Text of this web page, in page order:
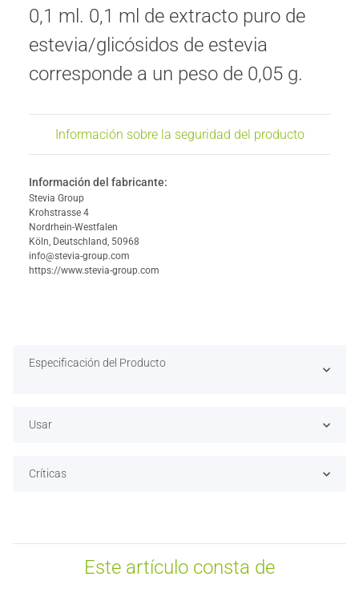
0,1 ml. 0,1 ml de extracto puro de
estevia/glicósidos de estevia
corresponde a un peso de 0,05 g.
Información sobre la seguridad del producto
Información del fabricante:
Stevia Group
Krohstrasse 4
Nordrhein-Westfalen
Köln, Deutschland, 50968
info@stevia-group.com
https://www.stevia-group.com
Especificación del Producto
Usar
Críticas
Este artículo consta de